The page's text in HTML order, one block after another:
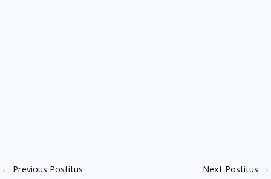
← Previous Postitus Next Postitus →